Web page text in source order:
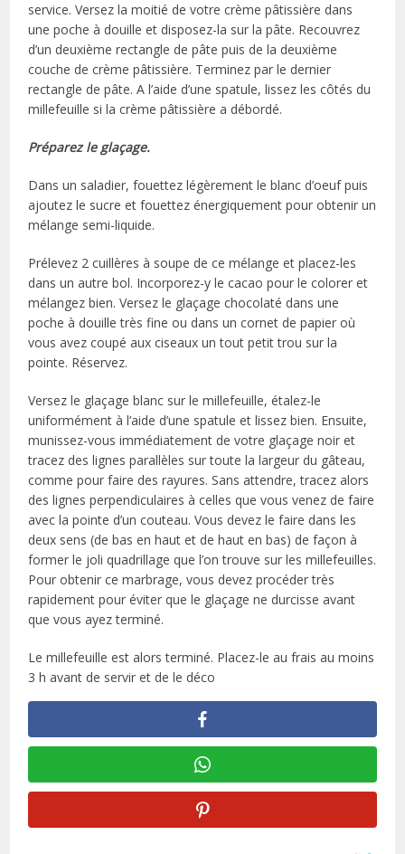
service. Versez la moitié de votre crème pâtissière dans
une poche à douille et disposez-la sur la pâte. Recouvrez
d’un deuxième rectangle de pâte puis de la deuxième
couche de crème pâtissière. Terminez par le dernier
rectangle de pâte. A l’aide d’une spatule, lissez les côtés du
millefeuille si la crème pâtissière a débordé.
Préparez le glaçage.
Dans un saladier, fouettez légèrement le blanc d’oeuf puis
ajoutez le sucre et fouettez énergiquement pour obtenir un
mélange semi-liquide.
Prélevez 2 cuillères à soupe de ce mélange et placez-les
dans un autre bol. Incorporez-y le cacao pour le colorer et
mélangez bien. Versez le glaçage chocolaté dans une
poche à douille très fine ou dans un cornet de papier où
vous avez coupé aux ciseaux un tout petit trou sur la
pointe. Réservez.
Versez le glaçage blanc sur le millefeuille, étalez-le
uniformément à l’aide d’une spatule et lissez bien. Ensuite,
munissez-vous immédiatement de votre glaçage noir et
tracez des lignes parallèles sur toute la largeur du gâteau,
comme pour faire des rayures. Sans attendre, tracez alors
des lignes perpendiculaires à celles que vous venez de faire
avec la pointe d’un couteau. Vous devez le faire dans les
deux sens (de bas en haut et de haut en bas) de façon à
former le joli quadrillage que l’on trouve sur les millefeuilles.
Pour obtenir ce marbrage, vous devez procéder très
rapidement pour éviter que le glaçage ne durcisse avant
que vous ayez terminé.
Le millefeuille est alors terminé. Placez-le au frais au moins
3 h avant de servir et de le déco